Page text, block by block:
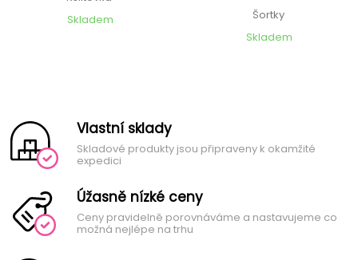
Skladem
Šortky
Skladem
Vlastní sklady
Skladové produkty jsou připraveny k okamžité
expedici
Úžasně nízké ceny
Ceny pravidelně porovnáváme a nastavujeme co
možná nejlépe na trhu